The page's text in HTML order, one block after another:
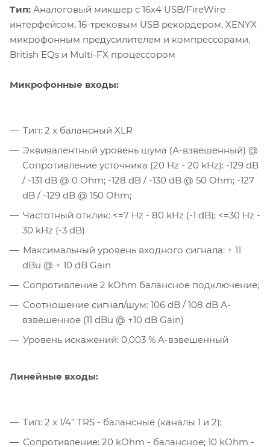
Тип: Аналоговый микшер с 16x4 USB/FireWire
интерфейсом, 16-трековым USB рекордером, XENYX
микрофонным предусилителем и компрессорами,
British EQs и Multi-FX процессором
Микрофонные входы:
Тип: 2 x балансный XLR
Эквивалентный уровень шума (А-взвешенный) @
Сопротивление усточника (20 Hz - 20 kHz): -129 dB
/ -131 dB @ 0 Ohm; -128 dB / -130 dB @ 50 Ohm; -127
dB / -129 dB @ 150 Ohm;
Частотный отклик: <=7 Hz - 80 kHz (-1 dB); <=30 Hz -
30 kHz (-3 dB)
Максимальный уровень входного сигнала: + 11
dBu @ + 10 dB Gain
Сопротивление 2 kOhm балансное подключение;
Соотношение сигнал/шум: 106 dB / 108 dB А-
взвешенное (11 dBu @ +10 dB Gain)
Уровень искажений: 0,003 % А-взвешенный
Линейные входы:
Тип: 2 x 1/4" TRS - балансные (каналы 1 и 2);
Сопротивление: 20 kOhm - балансное; 10 kOhm -